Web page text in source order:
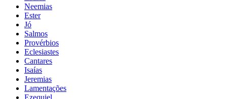
Neemias
Ester
Jó
Salmos
Provérbios
Eclesiastes
Cantares
Isaías
Jeremias
Lamentações
Ezequiel